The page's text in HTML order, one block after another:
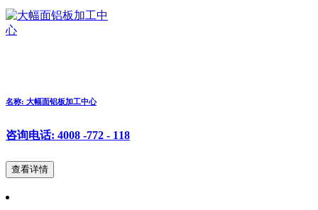
名称: 大幅面铝板加工中心
咨询电话: 4008 -772 - 118
查看详情